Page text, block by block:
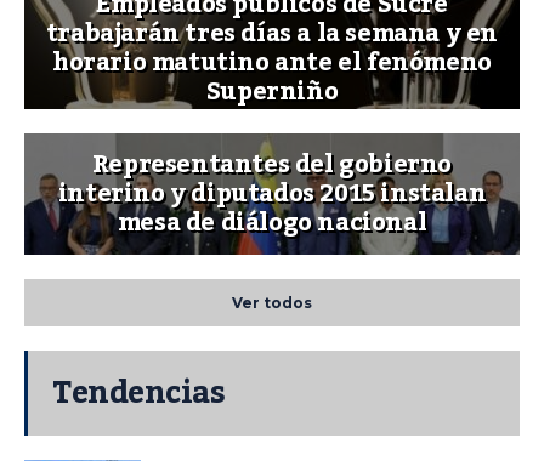
trabajarán tres días a la semana y en
horario matutino ante el fenómeno
Superniño
Representantes del gobierno
interino y diputados 2015 instalan
mesa de diálogo nacional
Ver todos
Tendencias